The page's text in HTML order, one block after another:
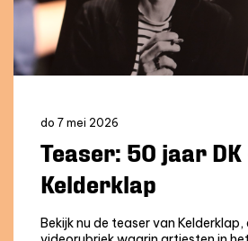
do 7 mei 2026
Teaser: 50 jaar DK
Kelderklap
Bekijk nu de teaser van Kelderklap,